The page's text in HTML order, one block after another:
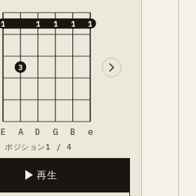
1
3
1 1 1 1
E A D G B e
ポジション1 / 4
再生